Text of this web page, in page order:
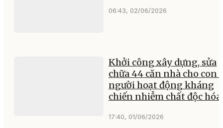
06:43, 02/06/2026
Khởi công xây dựng, sửa
chữa 44 căn nhà cho con
người hoạt động kháng
chiến nhiễm chất độc hóa
17:40, 01/06/2026